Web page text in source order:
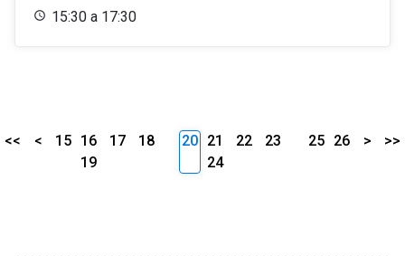
15:30 a 17:30
<< < 15 16 17
18
19
20 21 22
23
24
25 26 > >>